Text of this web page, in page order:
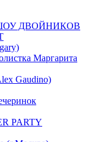
ШОУ ДВОЙНИКОВ
Маргарита
Gaudino)
PARTY